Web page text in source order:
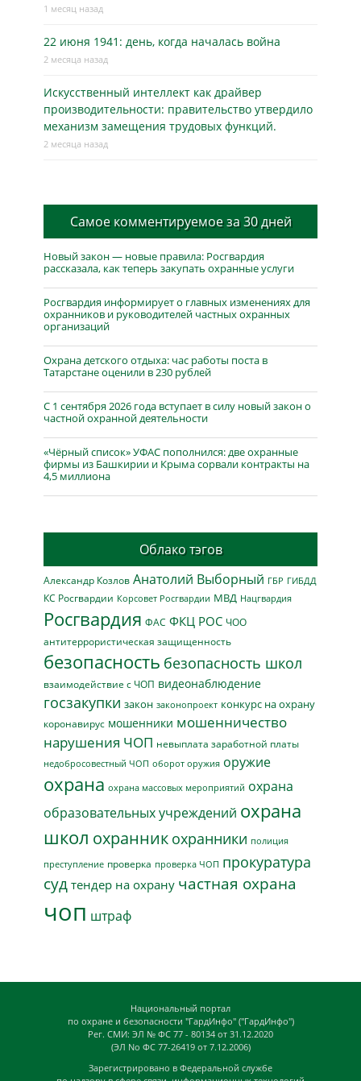
1 месяц назад
22 июня 1941: день, когда началась война
2 месяца назад
Искусственный интеллект как драйвер
производительности: правительство утвердило
механизм замещения трудовых функций.
2 месяца назад
Самое комментируемое за 30 дней
Новый закон — новые правила: Росгвардия
рассказала, как теперь закупать охранные услуги
Росгвардия информирует о главных изменениях для
охранников и руководителей частных охранных
организаций
Охрана детского отдыха: час работы поста в
Татарстане оценили в 230 рублей
С 1 сентября 2026 года вступает в силу новый закон о
частной охранной деятельности
«Чёрный список» УФАС пополнился: две охранные
фирмы из Башкирии и Крыма сорвали контракты на
4,5 миллиона
Облако тэгов
Александр Козлов Анатолий Выборный ГБР ГИБДД
КС Росгвардии Корсовет Росгвардии МВД Нацгвардия
Росгвардия ФАС ФКЦ РОС ЧОО
антитеррористическая защищенность
безопасность безопасность школ
взаимодействие с ЧОП видеонаблюдение
госзакупки закон законопроект конкурс на охрану
коронавирус мошенники мошенничество
нарушения ЧОП невыплата заработной платы
недобросовестный ЧОП оборот оружия оружие
охрана охрана массовых мероприятий охрана
образовательных учреждений охрана
школ охранник охранники полиция
преступление проверка проверка ЧОП прокуратура
суд тендер на охрану частная охрана
чоп штраф
Национальный портал
по охране и безопасности "ГардИнфо" ("ГардИнфо")
Рег. СМИ: ЭЛ № ФС 77 - 80134 от 31.12.2020
(ЭЛ No ФС 77-26419 от 7.12.2006)
Зарегистрировано в Федеральной службе